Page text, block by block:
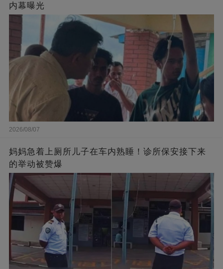
内幕曝光
2026/08/07
妈妈急着上厕所儿子在车内熟睡！诊所保安接下来
的举动被赞爆